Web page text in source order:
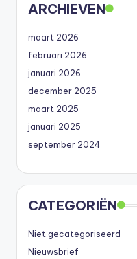
ARCHIEVEN
maart 2026
februari 2026
januari 2026
december 2025
maart 2025
januari 2025
september 2024
CATEGORIËN
Niet gecategoriseerd
Nieuwsbrief